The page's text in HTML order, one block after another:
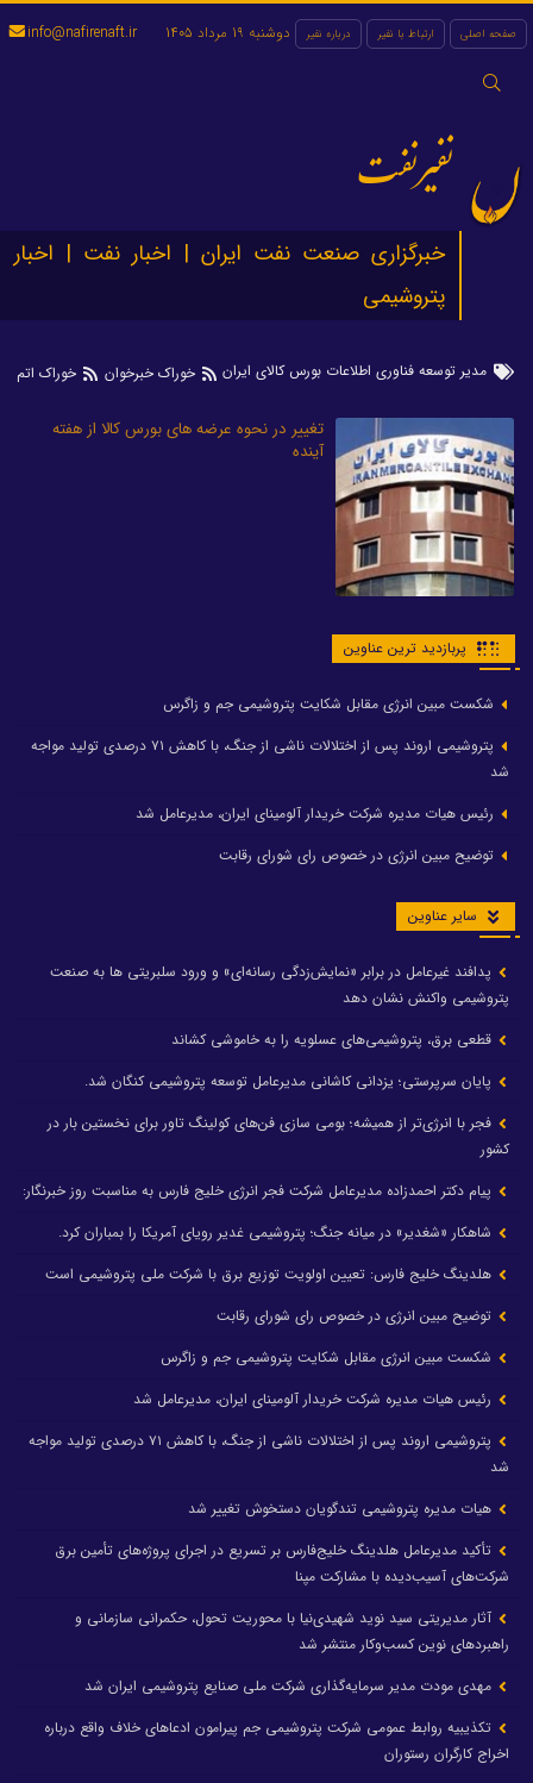
صفحه اصلی ارتباط با نفیر درباره نفیر
جستجو
دوشنبه 19 مرداد 1405 info@nafirenaft.ir
نفیرنفت
خبرگزاری صنعت نفت ایران | اخبار نفت | اخبار
پتروشیمی
مدیر توسعه فناوری اطلاعات بورس کالای ایران خوراک خبرخوان خوراک اتم
تغییر در نحوه عرضه‌ های بورس کالا از هفته
آینده
پربازدید ترین عناوین
شکست مبین انرژی مقابل شکایت پتروشیمی جم و زاگرس
پتروشیمی اروند پس از اختلالات ناشی از جنگ، با کاهش ۷۱ درصدی تولید مواجه
شد
رئیس هیات مدیره شرکت خریدار آلومینای ایران، مدیرعامل شد
توضیح مبین انرژی در خصوص رای شورای رقابت
سایر عناوین
پدافند غیرعامل در برابر «نمایش‌زدگی رسانه‌ای» و ورود سلبریتی ها به صنعت
پتروشیمی واکنش نشان دهد
قطعی برق، پتروشیمی‌های عسلویه را به خاموشی کشاند
پایان سرپرستی؛ یزدانی کاشانی مدیرعامل توسعه پتروشیمی کنگان شد.
فجر با انرژی‌تر از همیشه؛ بومی سازی فن‌های کولینگ تاور برای نخستین بار در
کشور
پیام دکتر احمدزاده مدیرعامل شرکت فجر انرژی خلیج فارس به مناسبت روز خبرنگار:
شاهکار «شغدیر» در میانه جنگ؛ پتروشیمی غدیر رویای آمریکا را بمباران کرد.
هلدینگ خلیج فارس: تعیین اولویت توزیع برق با شرکت ملی پتروشیمی است
توضیح مبین انرژی در خصوص رای شورای رقابت
شکست مبین انرژی مقابل شکایت پتروشیمی جم و زاگرس
رئیس هیات مدیره شرکت خریدار آلومینای ایران، مدیرعامل شد
پتروشیمی اروند پس از اختلالات ناشی از جنگ، با کاهش ۷۱ درصدی تولید مواجه
شد
هیات مدیره پتروشیمی تندگویان دستخوش تغییر شد
تأکید مدیرعامل هلدینگ خلیج‌فارس بر تسریع در اجرای پروژه‌های تأمین برق
شرکت‌های آسیب‌دیده با مشارکت مپنا
آثار مدیریتی سید نوید شهیدی‌نیا با محوریت تحول، حکمرانی سازمانی و
راهبردهای نوین کسب‌وکار منتشر شد
مهدی مودت مدیر سرمایه‌گذاری شرکت ملی صنایع پتروشیمی ایران شد
تکذیبیه روابط عمومی شرکت پتروشیمی جم پیرامون ادعاهای خلاف واقع درباره
اخراج کارگران رستوران